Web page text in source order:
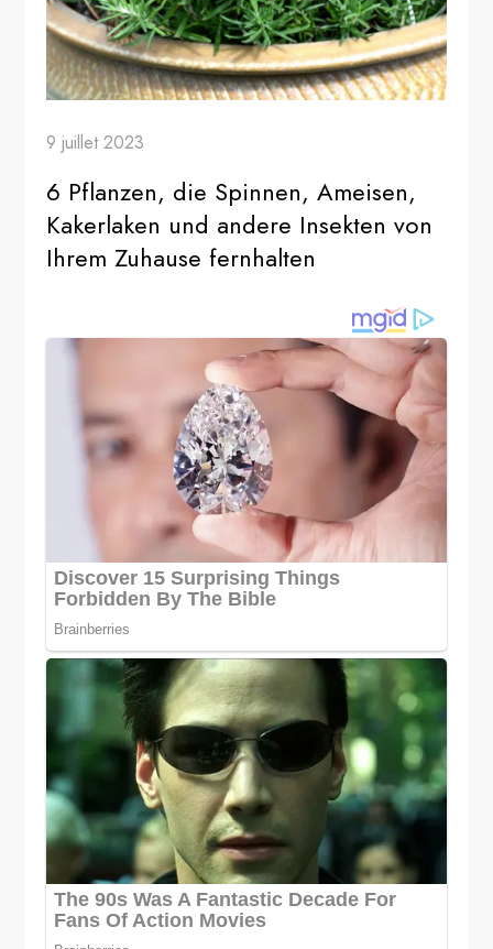
9 juillet 2023
6 Pflanzen, die Spinnen, Ameisen,
Kakerlaken und andere Insekten von
Ihrem Zuhause fernhalten